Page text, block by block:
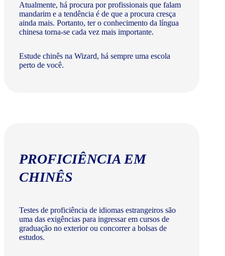
Atualmente, há procura por profissionais que falam
mandarim e a tendência é de que a procura cresça
ainda mais. Portanto, ter o conhecimento da língua
chinesa torna-se cada vez mais importante.
Estude chinês na Wizard, há sempre uma escola
perto de você.
PROFICIÊNCIA EM
CHINÊS
Testes de proficiência de idiomas estrangeiros são
uma das exigências para ingressar em cursos de
graduação no exterior ou concorrer a bolsas de
estudos.